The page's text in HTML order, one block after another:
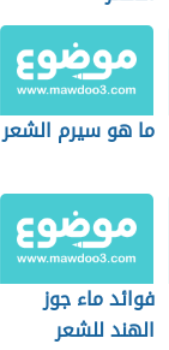
ما هو سيرم الشعر
فوائد ماء جوز
الهند للشعر